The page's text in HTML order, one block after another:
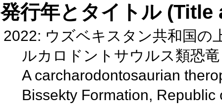
発行年とタイトル
2022: ウズベキスタン共和国の
ルカロドントサウルス類恐
A carcharodontosaurian
Bissekty Formation,